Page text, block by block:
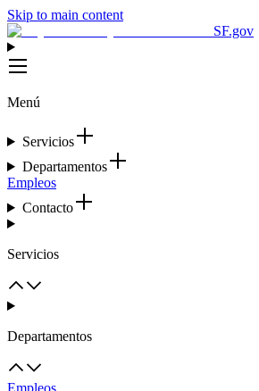
Skip to main content
SF.gov
Menú
Servicios
Departamentos
Empleos
Contacto
Servicios
Departamentos
Empleos